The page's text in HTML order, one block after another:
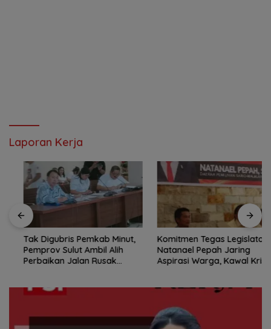
Laporan Kerja
Tak Digubris Pemkab Minut,
Pemprov Sulut Ambil Alih
Perbaikan Jalan Rusak
Komitmen Tegas Legislator
Natanael Pepah Jaring
Aspirasi Warga, Kawal Krisis